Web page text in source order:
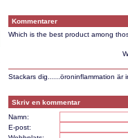
Kommentarer
Which is the best product among
Stackars dig......öroninflammation är
Skriv en kommentar
Namn:
E-post: